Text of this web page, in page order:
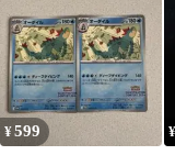
プロモ
¥599 ¥